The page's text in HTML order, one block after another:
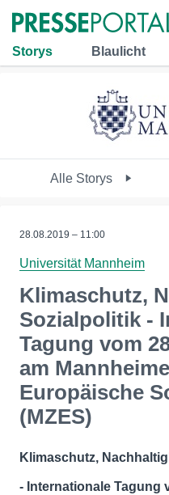
Storys Blaulicht
Alle Storys
28.08.2019 – 11:00
Universität Mannheim
Klimaschutz,
Sozialpolitik -
Tagung vom
am
Europäische
(MZES)
Klimaschutz,
- Internationale Tagung